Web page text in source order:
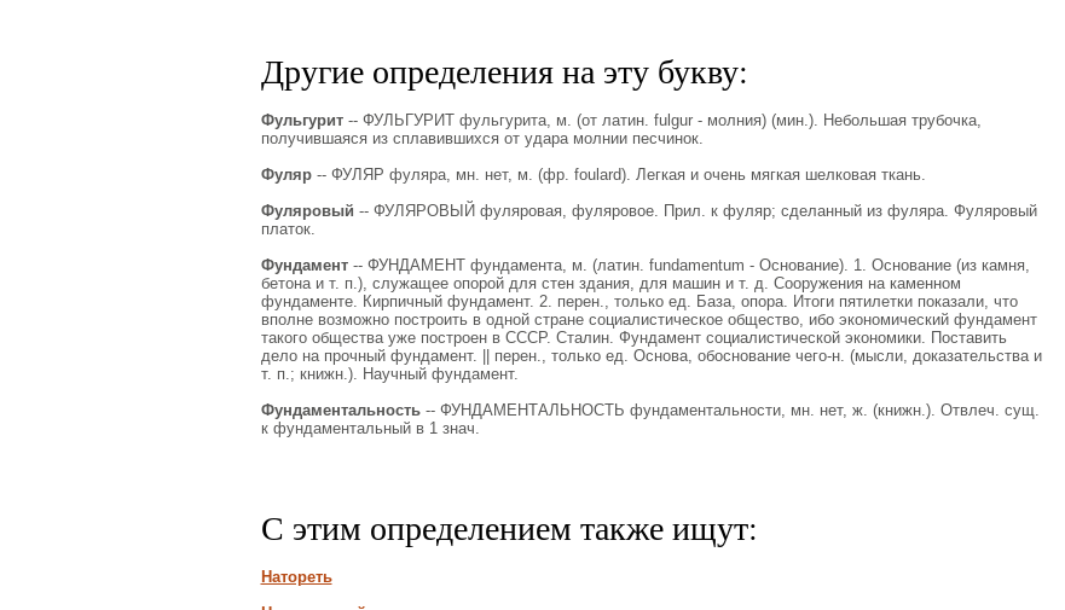
Другие определения на эту букву:
Фульгурит-- ФУЛЬГУРИТ фульгурита, м. (от латин. fulgur - молния) (мин.). Небольшая трубочка,
получившаяся из сплавившихся от удара молнии песчинок.
Фуляр-- ФУЛЯР фуляра, мн. нет, м. (фр. foulard). Легкая и очень мягкая шелковая ткань.
Фуляровый -- ФУЛЯРОВЫЙ фуляровая, фуляровое. Прил. к фуляр; сделанный из фуляра. Фуляровый
платок.
Фундамент-- ФУНДАМЕНТ фундамента, м. (латин. fundamentum - Основание). 1. Основание (из камня,
бетона и т. п.), служащее опорой для стен здания, для машин и т. д. Сооружения на каменном
фундаменте. Кирпичный фундамент. 2. перен., только ед. База, опора. Итоги пятилетки показали, что
вполне возможно построить в одной стране социалистическое общество, ибо экономический фундамент
такого общества уже построен в СССР. Сталин. Фундамент социалистической экономики. Поставить
дело на прочный фундамент. || перен., только ед. Основа, обоснование чего-н. (мысли, доказательства и
т. п.; книжн.). Научный фундамент.
Фундаментальность-- ФУНДАМЕНТАЛЬНОСТЬ фундаментальности, мн. нет, ж. (книжн.). Отвлеч. сущ.
к фундаментальный в 1 знач.
С этим определением также ищут:
Натореть